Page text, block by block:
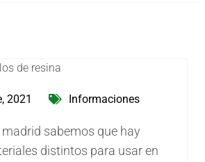
2021 Informaciones
sabemos que hay
distintos para usar en